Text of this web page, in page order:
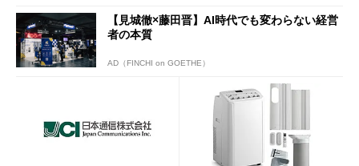
【見城徹×藤田晋】AI時代でも変わらない経営
者の本質
AD（FINCHI on GOETHE）